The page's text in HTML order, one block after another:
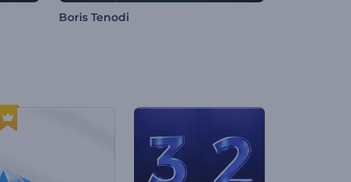
Boris Tenodi